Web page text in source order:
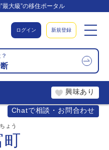
最大級”の移住ポータル
ログイン 新規登録
Chatで相談・お問合わせ
興味あり
町
ょう